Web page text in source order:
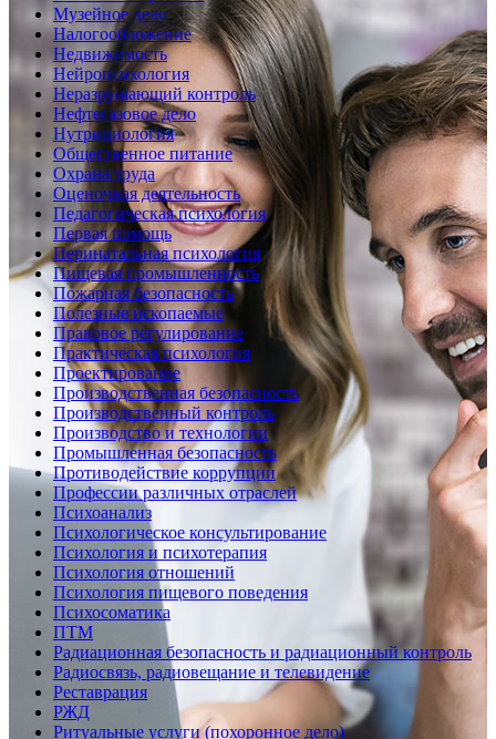
Музейное дело
Налогообложение
Недвижимость
Нейропсихология
Неразрушающий контроль
Нефтегазовое дело
Нутрициология
Общественное питание
Охрана труда
Оценочная деятельность
Педагогическая психология
Первая помощь
Перинатальная психология
Пищевая промышленность
Пожарная безопасность
Полезные ископаемые
Правовое регулирование
Практическая психология
Проектирование
Производственная безопасность
Производственный контроль
Производство и технологии
Промышленная безопасность
Противодействие коррупции
Профессии различных отраслей
Психоанализ
Психологическое консультирование
Психология и психотерапия
Психология отношений
Психология пищевого поведения
Психосоматика
ПТМ
Радиационная безопасность и радиационный контроль
Радиосвязь, радиовещание и телевидение
Реставрация
РЖД
Ритуальные услуги (похоронное дело)